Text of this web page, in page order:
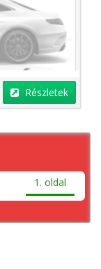
Részletek
1. oldal